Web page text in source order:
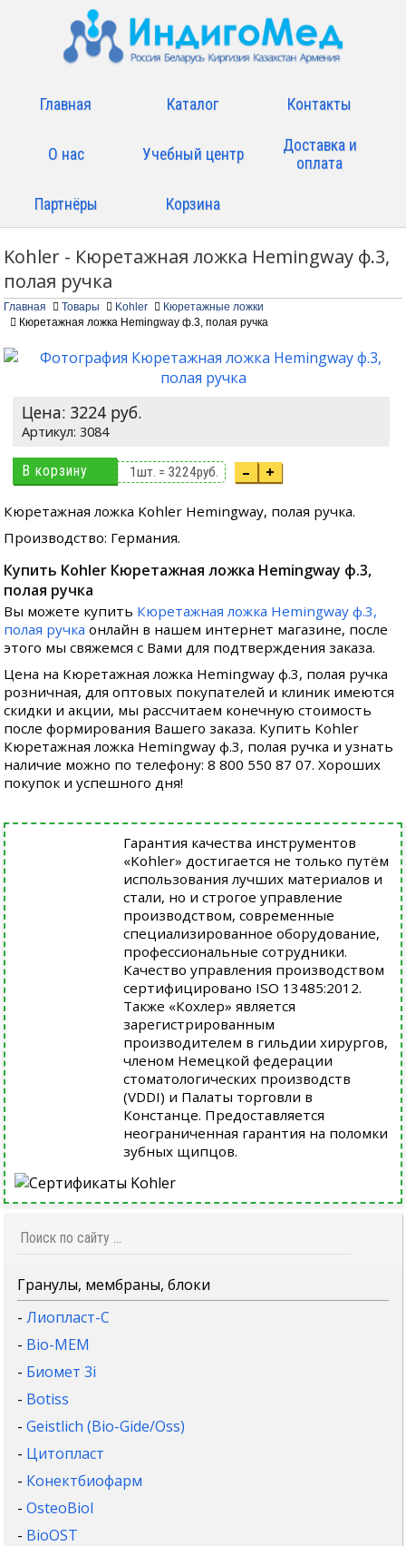
Главная Каталог Контакты
О нас Учебный центр
Доставка и
оплата
Партнёры Корзина
Kohler - Кюретажная ложка Hemingway ф.3,
полая ручка
Главная Товары Kohler
Кюретажные ложки
Кюретажная ложка Hemingway ф.3, полая ручка
Цена: 3224 руб.
3084
В корзину 1шт. = 3224руб. – +
Кюретажная ложка Kohler Hemingway, полая ручка.
Производство: Германия.
Купить Kohler Кюретажная ложка Hemingway ф.3,
полая ручка
Вы можете купить Кюретажная ложка Hemingway ф.3,
полая ручка онлайн в нашем интернет магазине, после
этого мы свяжемся с Вами для подтверждения заказа.
Цена на Кюретажная ложка Hemingway ф.3, полая ручка
розничная, для оптовых покупателей и клиник имеются
скидки и акции, мы рассчитаем конечную стоимость
после формирования Вашего заказа. Купить Kohler
Кюретажная ложка Hemingway ф.3, полая ручка и узнать
наличие можно по телефону: 8 800 550 87 07. Хороших
покупок и успешного дня!
Гарантия качества инструментов
«Kohler» достигается не только путём
использования лучших материалов и
стали, но и строгое управление
производством, современные
специализированное оборудование,
профессиональные сотрудники.
Качество управления производством
сертифицировано ISO 13485:2012.
Также «Кохлер» является
зарегистрированным
производителем в гильдии хирургов,
членом Немецкой федерации
стоматологических производств
(VDDI) и Палаты торговли в
Констанце. Предоставляется
неограниченная гарантия на поломки
зубных щипцов.
Гранулы, мембраны, блоки
-Лиопласт-С
- Bio-MEM
- Биомет 3i
- Botiss
-Geistlich (Bio-Gide/Oss)
- Цитопласт
- Конектбиофарм
-OsteoBiol
- BioOST